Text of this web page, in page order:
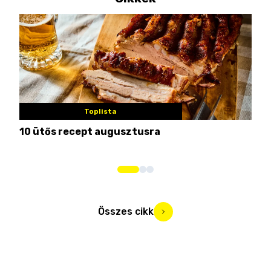
Toplista
10 ütős recept augusztusra
Összes cikk